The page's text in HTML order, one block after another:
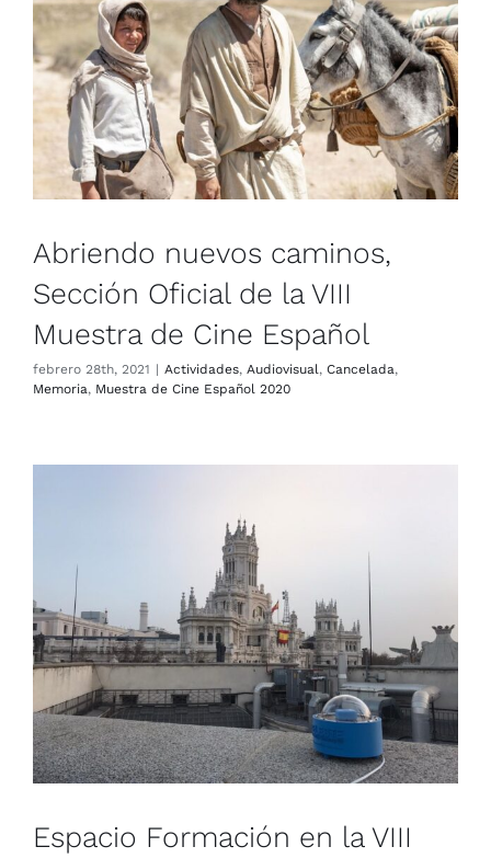
Abriendo nuevos caminos,
Sección Oficial de la VIII
Muestra de Cine Español
Actividades Audiovisual Cancelada Memoria Muestra
de Cine Español 2020
Abriendo nuevos caminos,
Sección Oficial de la VIII
Muestra de Cine Español
febrero 28th, 2021 | Actividades, Audiovisual , Cancelada,
Memoria, Muestra de Cine Español 2020
Espacio Formación en la VIII
Muestra de Cine Español
Actividades Memoria Muestra de Cine Español 2020
Espacio Formación en la VIII